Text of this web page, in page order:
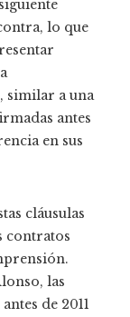
lo que
similar a una
antes
en sus
cláusulas
contratos
las
de 2011